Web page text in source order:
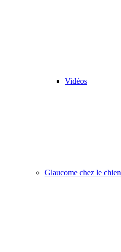
Vidéos
Glaucome chez le chien